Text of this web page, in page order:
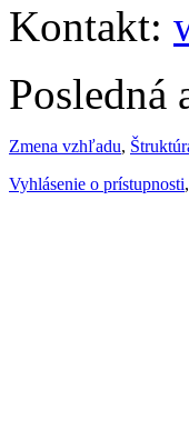
Kontakt:
Posledná
Zmena vzhľadu,
Vyhlásenie o prístupnosti,